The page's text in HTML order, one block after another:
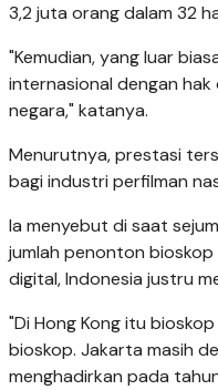
3,2 juta orang dalam 32
"Kemudian, yang luar
internasional dengan
negara," katanya.
Menurutnya, prestasi
bagi industri perfilman
Ia menyebut di saat
jumlah penonton
digital, Indonesia justru
"Di Hong Kong itu
bioskop. Jakarta masih
menghadirkan pada